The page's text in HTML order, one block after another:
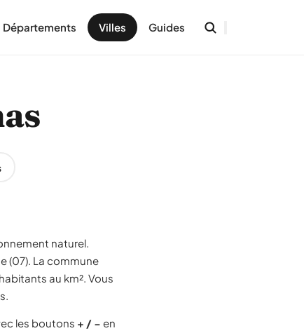
Départements Villes Guides
naturel.
(07). La commune
au km². Vous
les boutons + / − en